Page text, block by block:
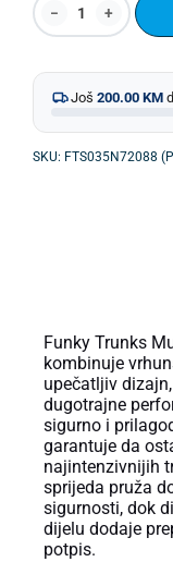
Još 200.00 KM
SKU: FTS035N72088
Funky Trunks
kombinuje
upečatljiv
dugotrajne
sigurno i
garantuje da
najintenzivnijih
sprijeda pruža
sigurnosti, dok
dijelu dodaje
potpis.